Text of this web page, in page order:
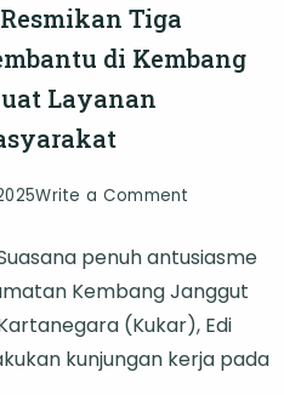
Tiga
di Kembang
Layanan
Write a Comment
Kukar
Resmikan
Tiga
Puskesmas
penuh antusiasme
Kembang Janggut
(Kukar), Edi
kunjungan kerja pada